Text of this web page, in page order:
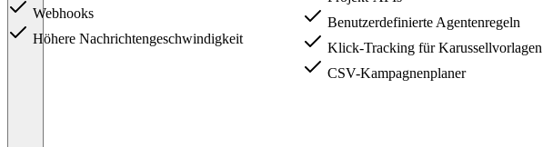
Webhooks
Höhere Nachrichtengeschwindigkeit
Benutzerdefinierte Agentenregeln
Klick-Tracking für Karussellvorlagen
CSV-Kampagnenplaner